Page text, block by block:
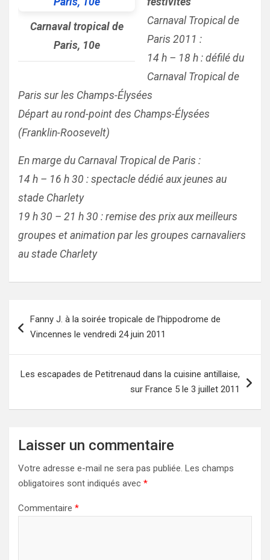
Carnaval tropical de
Paris, 10e
Carnaval Tropical de
Paris 2011 :
14 h – 18 h : défilé du
Carnaval Tropical de
Paris sur les Champs-Élysées
Départ au rond-point des Champs-Élysées
(Franklin-Roosevelt)
En marge du Carnaval Tropical de Paris :
14 h – 16 h 30 : spectacle dédié aux jeunes au
stade Charlety
19 h 30 – 21 h 30 : remise des prix aux meilleurs
groupes et animation par les groupes carnavaliers
au stade Charlety
de
Fanny J. à la soirée tropicale de l’hippodrome de
Vincennes le vendredi 24 juin 2011
Les escapades de Petitrenaud dans la cuisine antillaise,
sur France 5 le 3 juillet 2011
Laisser un commentaire
Votre adresse e-mail ne sera pas publiée. Les champs
obligatoires sont indiqués avec *
Commentaire *